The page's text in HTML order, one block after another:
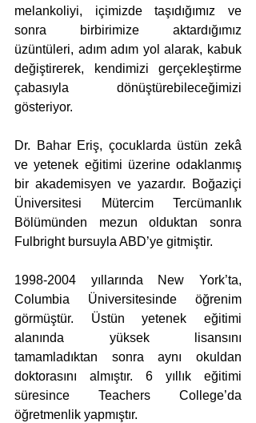
melankoliyi, içimizde taşıdığımız ve
sonra birbirimize aktardığımız
üzüntüleri, adım adım yol alarak, kabuk
değiştirerek, kendimizi gerçekleştirme
çabasıyla dönüştürebileceğimizi
gösteriyor.
Dr. Bahar Eriş, çocuklarda üstün zekâ
ve yetenek eğitimi üzerine odaklanmış
bir akademisyen ve yazardır. Boğaziçi
Üniversitesi Mütercim Tercümanlık
Bölümünden mezun olduktan sonra
Fulbright bursuyla ABD’ye gitmiştir.
1998-2004 yıllarında New York’ta,
Columbia Üniversitesinde öğrenim
görmüştür. Üstün yetenek eğitimi
alanında yüksek lisansını
tamamladıktan sonra aynı okuldan
doktorasını almıştır. 6 yıllık eğitimi
süresince Teachers College’da
öğretmenlik yapmıştır.